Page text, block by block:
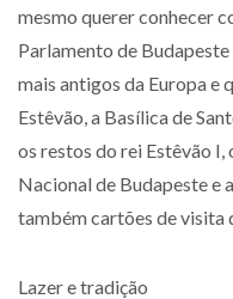
mesmo querer conhecer
Parlamento de
mais antigos da Europa e
Estêvão, a Basílica de
os restos do rei Estêvão
Nacional de Budapeste e
também cartões de visita
Lazer e tradição